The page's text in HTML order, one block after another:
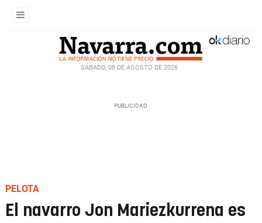
SÁBADO, 08 DE AGOSTO DE 2026
PELOTA
El navarro Jon Mariezkurrena es